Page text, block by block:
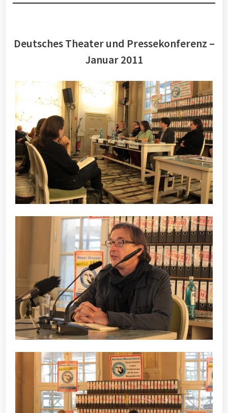
Deutsches Theater und Pressekonferenz –
Januar 2011